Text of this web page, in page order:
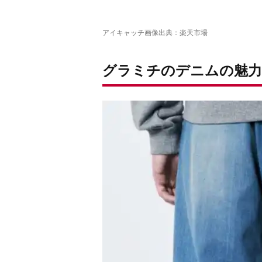
アイキャッチ画像出典： 楽天市場
グラミチのデニムの魅